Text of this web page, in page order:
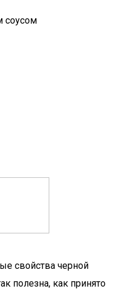
соусом
свойства черной
полезна, как принято